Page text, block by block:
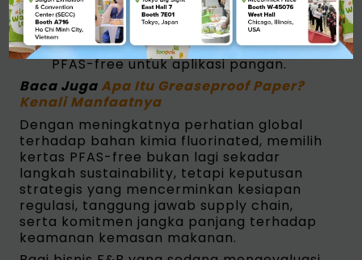
Board dengan finishing premiumyang
mendukung kebutuhan branding
sekaligus mempertahankan standar
PFAS-free untuk aplikasi pangan.
Baca JugaApa Itu Greaseproof Paper?
Kenali Manfaatnya
Dengan meningkatnya perhatian global
terhadap bahan kimia fluorinated, memilih
kertas PFAS-free bukan lagi sekadar
langkah sustainability, tetapi keputusan
strategis yang mencerminkan kesiapan
regulasi, tanggung jawab supply chain,
serta komitmen jangka panjang terhadap
keamanan kemasan makanan.